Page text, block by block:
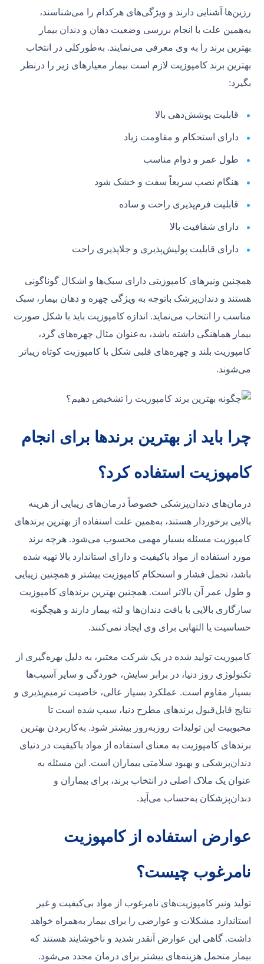
رزین‌ها آشنایی دارند و ویژگی‌های هرکدام را می‌شناسند،
به‌همین علت با انجام بررسی وضعیت دهان و دندان بیمار
بهترین برند را به وی معرفی می‌نمایند. به‌طورکلی در انتخاب
بهترین برند کامپوزیت لازم است بیمار معیارهای زیر را درنظر
بگیرد:
قابلیت پوشش‌دهی بالا
دارای استحکام و مقاومت زیاد
طول عمر و دوام مناسب
هنگام نصب سریعاً سفت و خشک شود
قابلیت فرم‌پذیری راحت و ساده
دارای شفافیت بالا
دارای قابلیت پولیش‌پذیری و جلاپذیری راحت
همچنین ونیرهای کامپوزیتی دارای سبک‌ها و اشکال گوناگونی
هستند و دندان‌پزشک باتوجه به ویژگی چهره و دهان بیمار، سبک
مناسب را انتخاب می‌نماید. اندازه کامپوزیت باید با شکل صورت
بیمار هماهنگی داشته باشد، به‌عنوان مثال چهره‌های گرد،
کامپوزیت بلند و چهره‌های قلبی شکل با کامپوزیت کوتاه زیباتر
می‌شوند.
چرا باید از بهترین برندها برای انجام
کامپوزیت استفاده کرد؟
درمان‌های دندان‌پزشکی خصوصاً درمان‌های زیبایی از هزینه
بالایی برخوردار هستند، به‌همین علت استفاده از بهترین برند‌های
کامپوزیت مسئله بسیار مهمی محسوب می‌شود. هرچه برند
مورد استفاده از مواد باکیفیت و دارای استاندارد بالا تهیه شده‌
باشد، تحمل فشار و استحکام کامپوزیت بیشتر و همچنین زیبایی
و طول عمر آن بالاتر است. همچنین بهترین برندهای کامپوزیت
سازگاری بالایی با بافت دندان‌ها و لثه بیمار دارند و هیچگونه
حساسیت یا التهابی برای وی ایجاد نمی‌کنند.
کامپوزیت تولید شده در یک شرکت معتبر، به دلیل بهره‌گیری از
تکنولوژی روز دنیا، در برابر سایش، خوردگی و سایر آسیب‌ها
بسیار مقاوم است. عملکرد بسیار عالی، خاصیت ترمیم‌پذیری و
نتایج قابل‌قبول برندهای مطرح دنیا، سبب شده است تا
محبوبیت این تولیدات روزبه‌روز بیشتر شود. به‌کاربردن بهترین
برندهای کامپوزیت به معنای استفاده از مواد باکیفیت در دنیای
دندان‌پزشکی و بهبود سلامتی بیماران است. این مسئله به
عنوان یک ملاک اصلی در انتخاب برند، برای بیماران و
دندان‌پزشکان به‌حساب می‌آید.
عوارض استفاده از کامپوزیت
نامرغوب چیست؟
تولید ونیر کامپوزیت‌های نامرغوب از مواد بی‌کیفیت و غیر
استاندارد مشکلات و عوارضی را برای بیمار به‌همراه خواهد
داشت. گاهی این عوارض آنقدر شدید و ناخوشایند هستند که
بیمار متحمل هزینه‌های بیشتر برای درمان مجدد می‌شود.